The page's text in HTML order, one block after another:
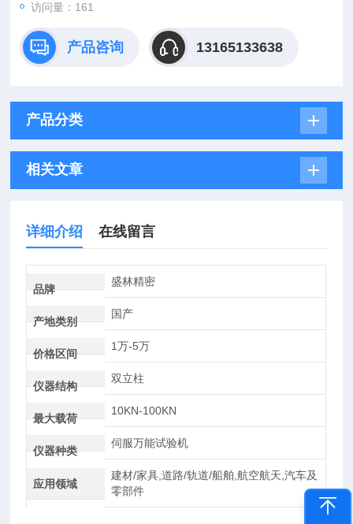
访问量：161
产品咨询 13165133638
产品分类
相关文章
详细介绍 在线留言
品牌
盛林精密
产地类别
国产
价格区间
1万-5万
仪器结构
双立柱
最大载荷
10KN-100KN
仪器种类
伺服万能试验机
应用领域
建材/家具,道路/轨道/船舶,航空航天,汽车及
零部件